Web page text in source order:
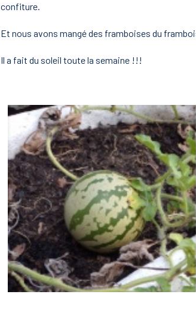
confiture.
Et nous avons mangé des framboises du
Il a fait du soleil toute la semaine !!!